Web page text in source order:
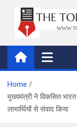
content
Home
मुख्यमंत्री ने विकसित
लाभार्थियों से संवाद किया